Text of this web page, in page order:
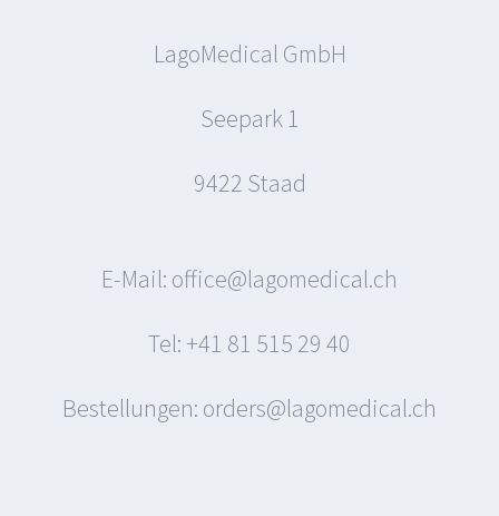
LagoMedical GmbH
Seepark 1
9422 Staad
E-Mail: office@lagomedical.ch
Tel: +41 81 515 29 40
Bestellungen: orders@lagomedical.ch